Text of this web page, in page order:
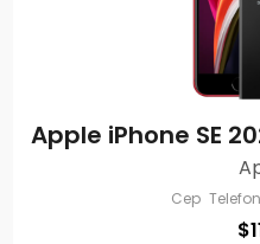
Apple iPhone SE
Cep
$